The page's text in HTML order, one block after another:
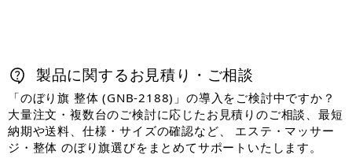
製品に関するお見積り・ご相談
「のぼり旗 整体 (GNB-2188)」の導入をご検討中ですか？
大量注文・複数台のご検討に応じたお見積りのご相談、最短
納期や送料、仕様・サイズの確認など、 エステ・マッサー
ジ・整体 のぼり旗選びをまとめてサポートいたします。